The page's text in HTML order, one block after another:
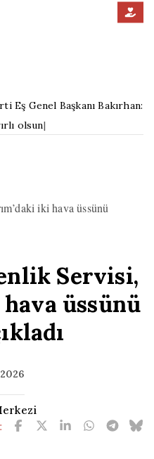
Eş Genel Başkanı Bakırhan:
olsun|
Servisi,
hava üssünü